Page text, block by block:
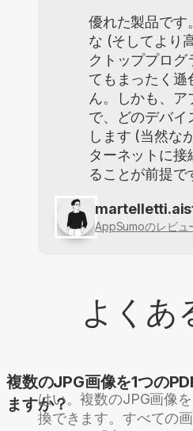
優れた製品です
な (そしてより
クトッププログ
てもまったく遜
ん。しかも、ア
で、どのデバイ
します (当然な
ターネットに接
ることが前提で
AppSumoのレビュ
よくあ
複数のJPG画像を1つの
ますか？はい。複数のJPG画像
換できます。すべての